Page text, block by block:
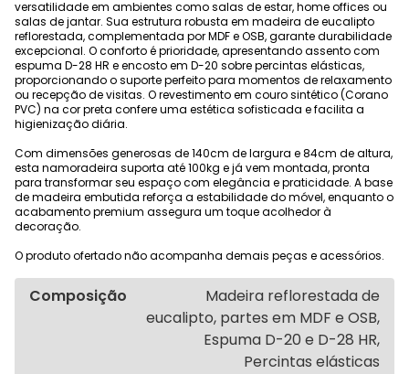
versatilidade em ambientes como salas de estar, home offices ou
salas de jantar. Sua estrutura robusta em madeira de eucalipto
reflorestada, complementada por MDF e OSB, garante durabilidade
excepcional. O conforto é prioridade, apresentando assento com
espuma D-28 HR e encosto em D-20 sobre percintas elásticas,
proporcionando o suporte perfeito para momentos de relaxamento
ou recepção de visitas. O revestimento em couro sintético (Corano
PVC) na cor preta confere uma estética sofisticada e facilita a
higienização diária.
Com dimensões generosas de 140cm de largura e 84cm de altura,
esta namoradeira suporta até 100kg e já vem montada, pronta
para transformar seu espaço com elegância e praticidade. A base
de madeira embutida reforça a estabilidade do móvel, enquanto o
acabamento premium assegura um toque acolhedor à
decoração.
O produto ofertado não acompanha demais peças e acessórios.
Composição
Madeira reflorestada de
eucalipto, partes em MDF e OSB,
Espuma D-20 e D-28 HR,
Percintas elásticas